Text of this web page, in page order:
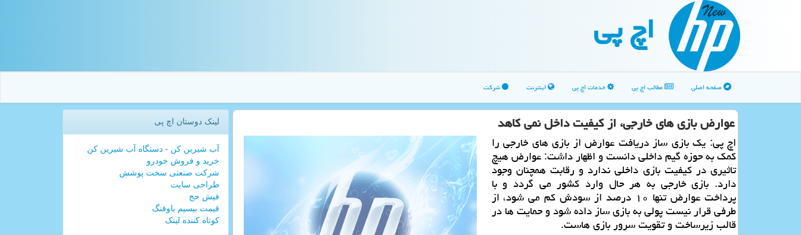
اچ پی
صفحه اصلی مطالب اچ پی خدمات اچ پی اینترنت شرکت
عوارض بازی های خارجی، از كیفیت داخل نمی كاهد
اچ پی: یك بازی ساز دریافت عوارض از بازی های خارجی را
كمك به حوزه گیم داخلی دانست و اظهار داشت: عوارض هیچ
تاثیری در كیفیت بازی داخلی ندارد و رقابت همچنان وجود
دارد. بازی خارجی به هر حال وارد كشور می گردد و با
پرداخت عوارض تنها ۱۰ درصد از سودش كم می شود، از
طرفی قرار نیست پولی به بازی ساز داده شود و حمایت ها در
قالب زیرساخت و تقویت سرور بازی هاست.
لینک دوستان اچ پی
آب شیرین کن - دستگاه آب شیرین کن
خرید و فروش خودرو
شرکت صنعتی سخت پوشش
طراحی سایت
فیش حج
قیمت بیسیم باوفنگ
کوتاه کننده لینک